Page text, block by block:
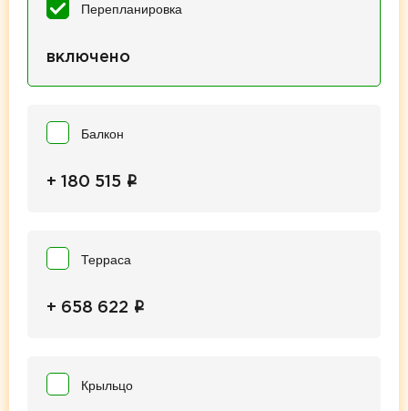
Перепланировка
включено
Балкон
+ 180 515 i
Терраса
+ 658 622 i
Крыльцо